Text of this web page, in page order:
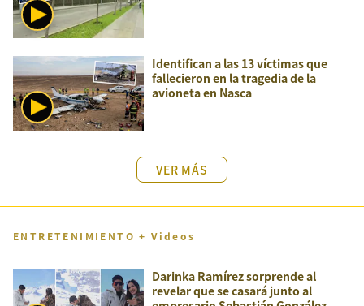
Identifican a las 13 víctimas que
fallecieron en la tragedia de la
avioneta en Nasca
VER MÁS
ENTRETENIMIENTO + Videos
Darinka Ramírez sorprende al
revelar que se casará junto al